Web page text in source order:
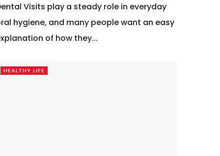
Visits play a steady role in everyday
hygiene, and many people want an easy
of how they...
HEALTHY LIFE